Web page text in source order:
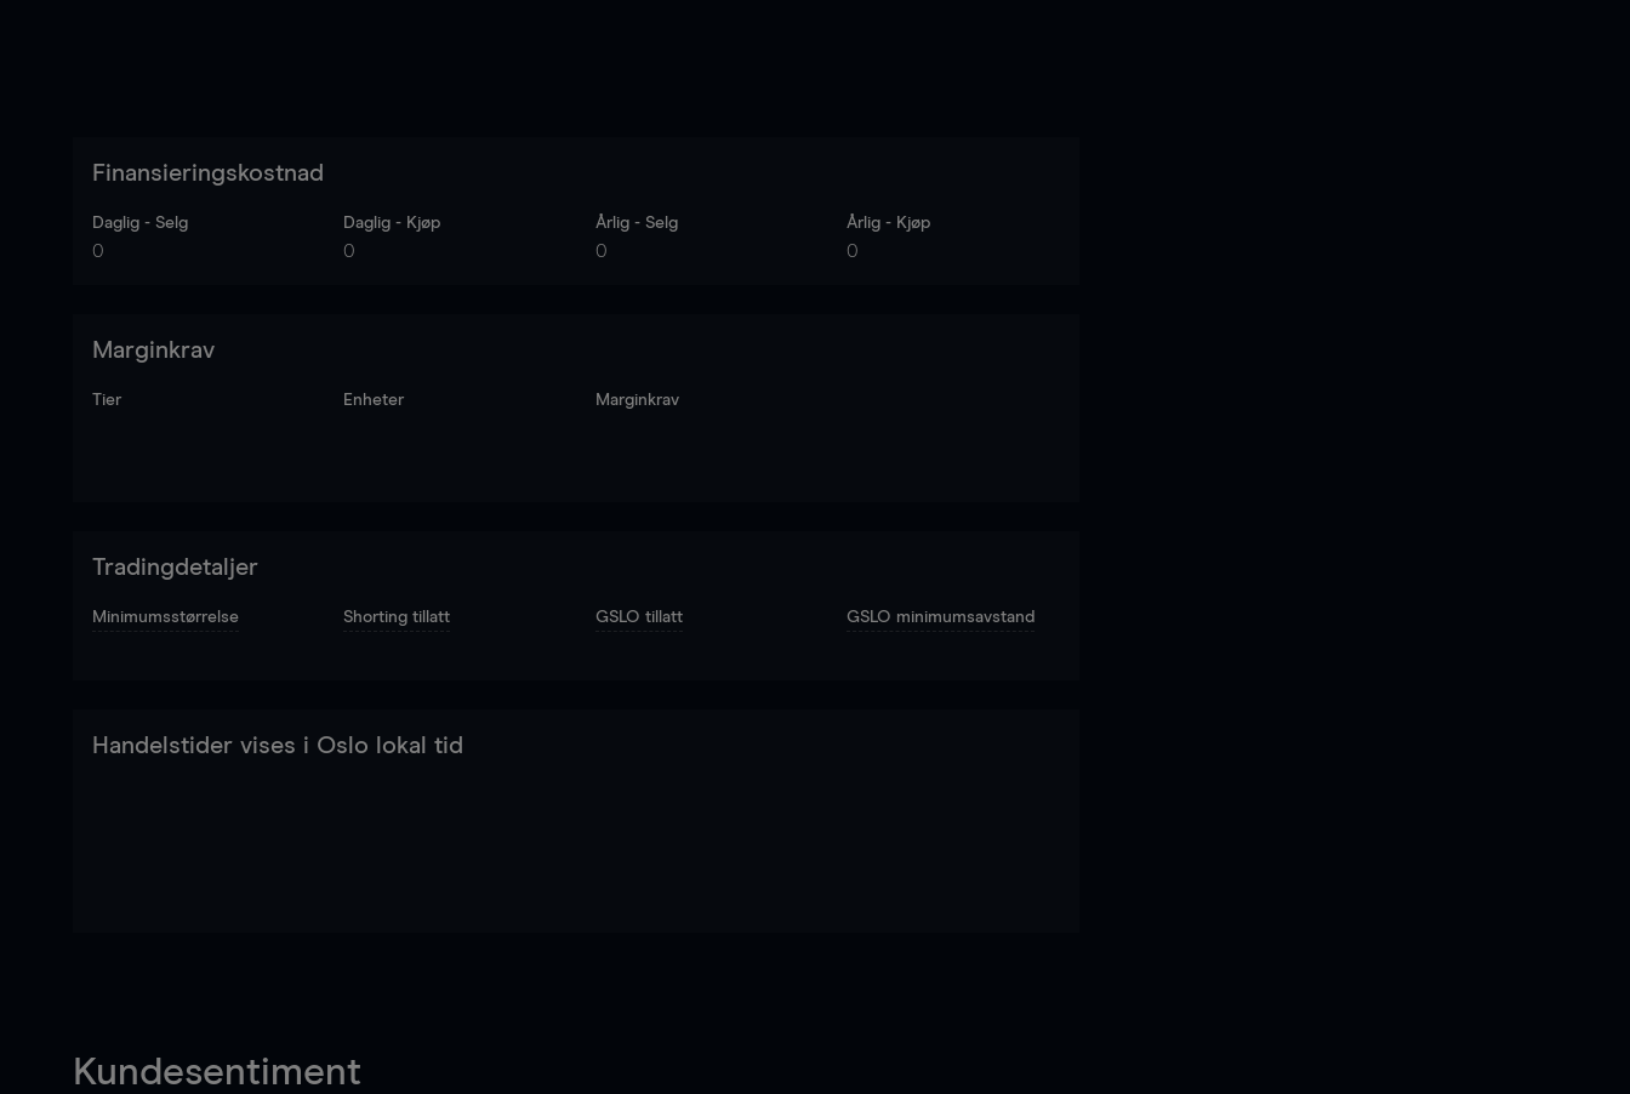
Finansieringskostnad
Daglig - Selg
0
Daglig - Kjøp
0
Årlig - Selg
0
Årlig - Kjøp
0
Marginkrav
Tier Enheter Marginkrav
Tradingdetaljer
Minimumsstørrelse Shorting tillatt GSLO tillatt GSLO minimumsavstand
Handelstider vises i Oslo lokal tid
Kundesentiment